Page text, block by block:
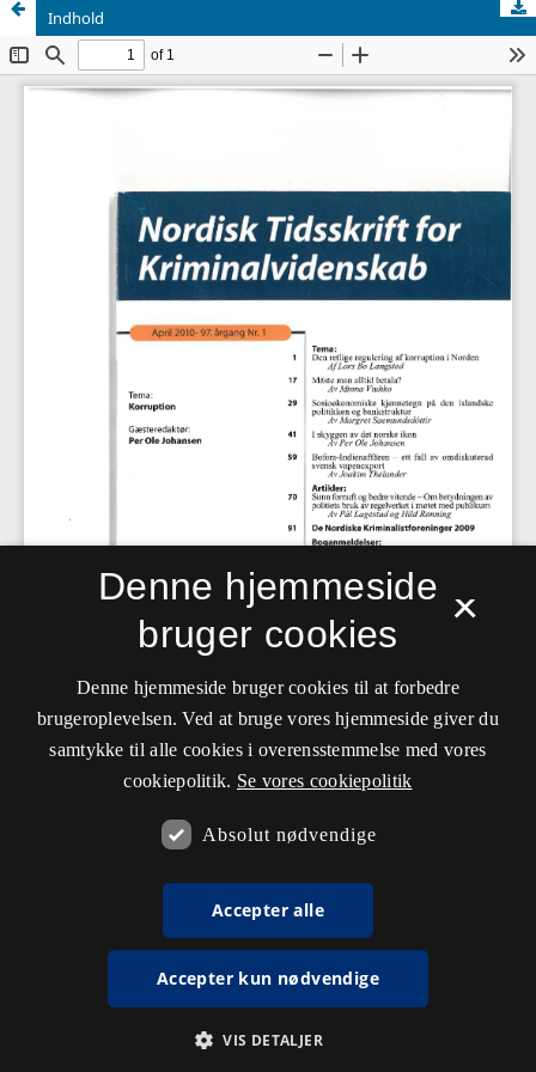
Indhold
×
Denne hjemmeside
bruger cookies
Denne hjemmeside bruger cookies til at forbedre
brugeroplevelsen. Ved at bruge vores hjemmeside giver du
samtykke til alle cookies i overensstemmelse med vores
cookiepolitik. Se vores cookiepolitik
Absolut nødvendige
Accepter alle
Accepter kun nødvendige
VIS DETALJER